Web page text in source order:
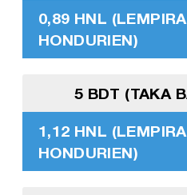
0,89 HNL (LEMPIRA
HONDURIEN)
5 BDT (TAKA
1,12 HNL (LEMPIRA
HONDURIEN)